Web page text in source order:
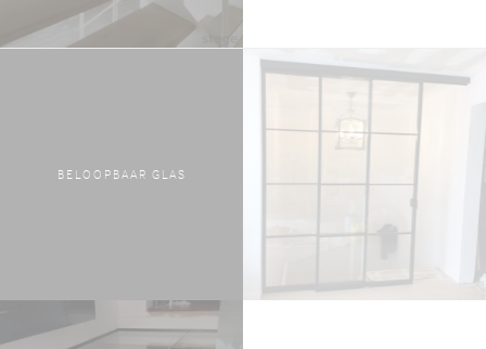
BELOOPBAAR GLAS